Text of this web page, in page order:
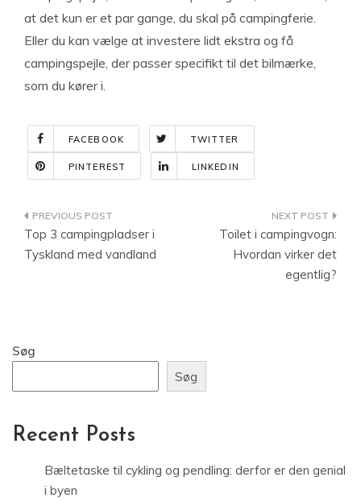
at det kun er et par gange, du skal på campingferie.
Eller du kan vælge at investere lidt ekstra og få
campingspejle, der passer specifikt til det bilmærke,
som du kører i.
FACEBOOK TWITTER
PINTEREST LINKEDIN
Indlægsnavigation
Top 3 campingpladser i
Tyskland med vandland
Toilet i campingvogn:
Hvordan virker det
egentlig?
Søg
Søg
Recent Posts
Bæltetaske til cykling og pendling: derfor er den genial
i byen